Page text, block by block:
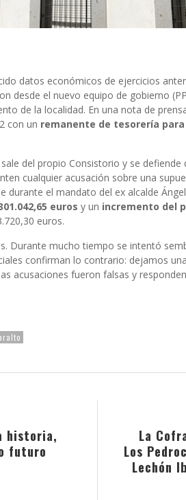
datos económicos de ejercicios
desde el nuevo equipo de gobierno
de la localidad. En una nota de
con un remanente de tesorería para
del propio Consistorio y se
cualquier acusación sobre una
durante el mandato del ex alcalde
euros y un incremento del
euros.
Durante mucho tiempo se intentó
confirman lo contrario: dejamos
acusaciones fueron falsas y
La
Los
Lechón
historia,
futuro